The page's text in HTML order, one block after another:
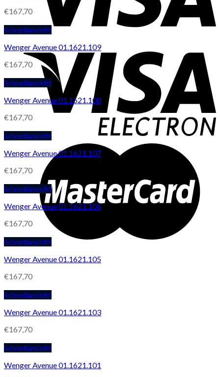
€167,70
Schnellansicht
Wenger Avenue 01.1621.109
€167,70
Schnellansicht
Wenger Avenue 01.1621.108
€167,70
Schnellansicht
Wenger Avenue 01.1621.107
€167,70
Schnellansicht
Wenger Avenue 01.1621.106
€167,70
Schnellansicht
Wenger Avenue 01.1621.105
€167,70
Schnellansicht
Wenger Avenue 01.1621.103
€167,70
Schnellansicht
Wenger Avenue 01.1621.101